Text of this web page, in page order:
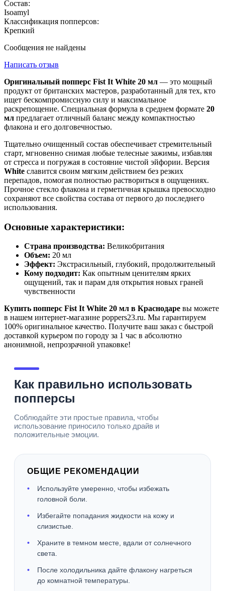
Состав:
Isoamyl
Классификация попперсов:
Крепкий
Сообщения не найдены
Написать отзыв
Оригинальный попперс Fist It White 20 мл — это мощный
продукт от британских мастеров, разработанный для тех, кто
ищет бескомпромиссную силу и максимальное
раскрепощение. Специальная формула в среднем формате 20
мл предлагает отличный баланс между компактностью
флакона и его долговечностью.
Тщательно очищенный состав обеспечивает стремительный
старт, мгновенно снимая любые телесные зажимы, избавляя
от стресса и погружая в состояние чистой эйфории. Версия
White славится своим мягким действием без резких
перепадов, помогая полностью раствориться в ощущениях.
Прочное стекло флакона и герметичная крышка превосходно
сохраняют все свойства состава от первого до последнего
использования.
Основные характеристики:
Страна производства: Великобритания
Объем: 20 мл
Эффект: Экстрасильный, глубокий, продолжительный
Кому подходит: Как опытным ценителям ярких
ощущений, так и парам для открытия новых граней
чувственности
Купить попперс Fist It White 20 мл в Краснодаре вы можете
в нашем интернет-магазине poppers23.ru. Мы гарантируем
100% оригинальное качество. Получите ваш заказ с быстрой
доставкой курьером по городу за 1 час в абсолютно
анонимной, непрозрачной упаковке!
Как правильно использовать
попперсы
Соблюдайте эти простые правила, чтобы
использование приносило только драйв и
положительные эмоции.
ОБЩИЕ РЕКОМЕНДАЦИИ
Используйте умеренно, чтобы избежать
головной боли.
Избегайте попадания жидкости на кожу и
слизистые.
Храните в темном месте, вдали от солнечного
света.
После холодильника дайте флакону нагреться
до комнатной температуры.